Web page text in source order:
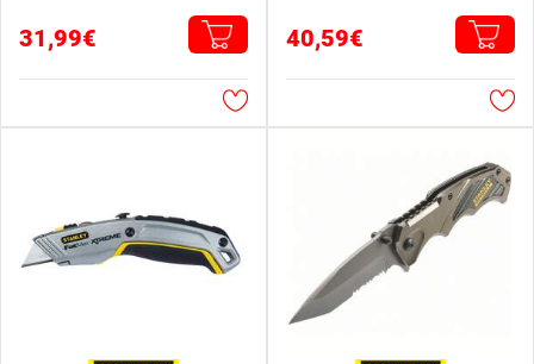
31,99€ 40,59€